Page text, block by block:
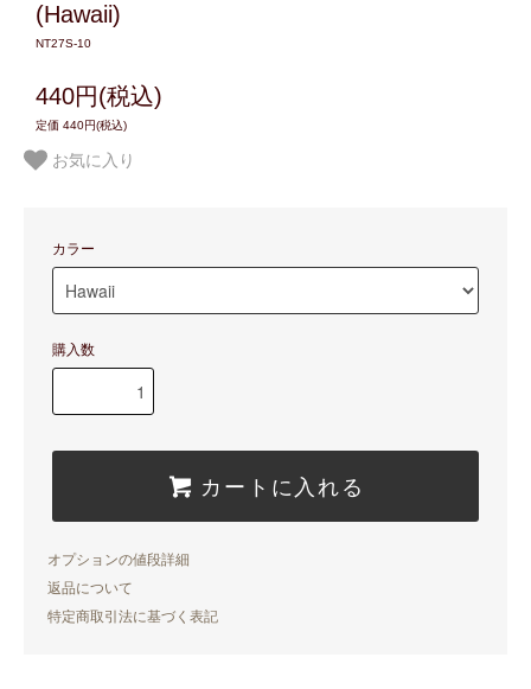
(Hawaii)
NT27S-10
440円(税込)
定価 440円(税込)
お気に入り
カラー
購入数
カートに入れる
オプションの値段詳細
返品について
特定商取引法に基づく表記